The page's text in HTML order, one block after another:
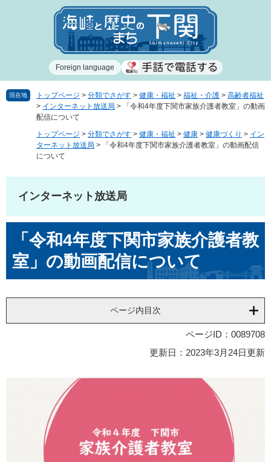
で
ば
Foreign language
現在地 トップページ > 分類でさがす > 健康・福祉 > 福祉・介護 > 高齢者福祉
> インターネット放送局 >
「令和4年度下関市家族介護者教室」の動画
配信について
トップページ > 分類でさがす > 健康・福祉 > 健康 > 健康づくり > イン
ターネット放送局 >
「令和4年度下関市家族介護者教室」の動画配信
について
インターネット放送局
「令和4年度下関市家族介護者教
室」の動画配信について
ページ内目次
ページID：0089708
更新日：2023年3月24日更新